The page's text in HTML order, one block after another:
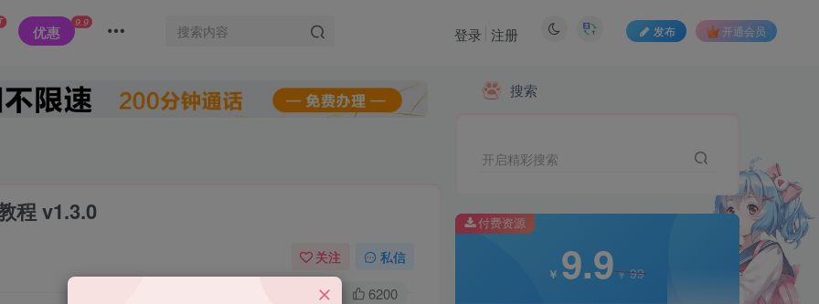
优惠
9.9
发布 开通会员
登录 注册
程 v1.3.0
关注 私信
2.3W+ 6200
付费资源
免费 免费
搭建同款添加：1911258305（有偿服务）
暂时无法购买，请与站长联系
搜索
开启精彩搜索
付费资源
￥ 9.9￥99